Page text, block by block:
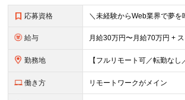
応募資格
給与
勤務地
働き方 リモートワークがメイン